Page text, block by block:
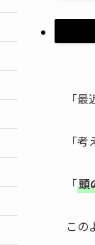
「
「
「頭
この